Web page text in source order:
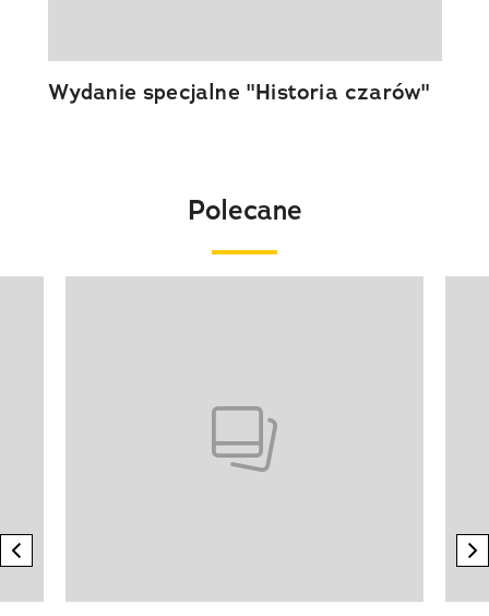
Wydanie specjalne "Historia czarów"
Polecane
previous element